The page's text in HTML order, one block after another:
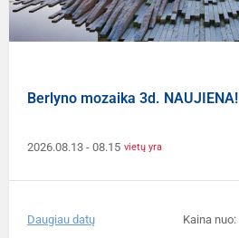
Berlyno mozaika 3d. NAUJIENA!
2026.08.13 - 08.15 vietų yra
Kaina nuo:
Daugiau datų